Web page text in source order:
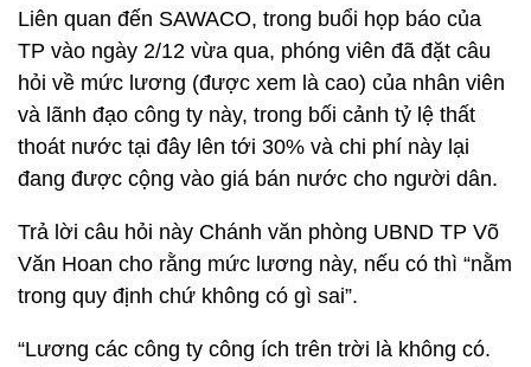
Liên quan đến SAWACO, trong buổi họp báo của
TP vào ngày 2/12 vừa qua, phóng viên đã đặt câu
hỏi về mức lương (được xem là cao) của nhân viên
và lãnh đạo công ty này, trong bối cảnh tỷ lệ thất
thoát nước tại đây lên tới 30% và chi phí này lại
đang được cộng vào giá bán nước cho người dân.
Trả lời câu hỏi này Chánh văn phòng UBND TP Võ
Văn Hoan cho rằng mức lương này, nếu có thì “nằm
trong quy định chứ không có gì sai”.
“Lương các công ty công ích trên trời là không có.